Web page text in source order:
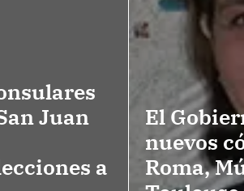
Juan
a
El
nuevos
Roma,